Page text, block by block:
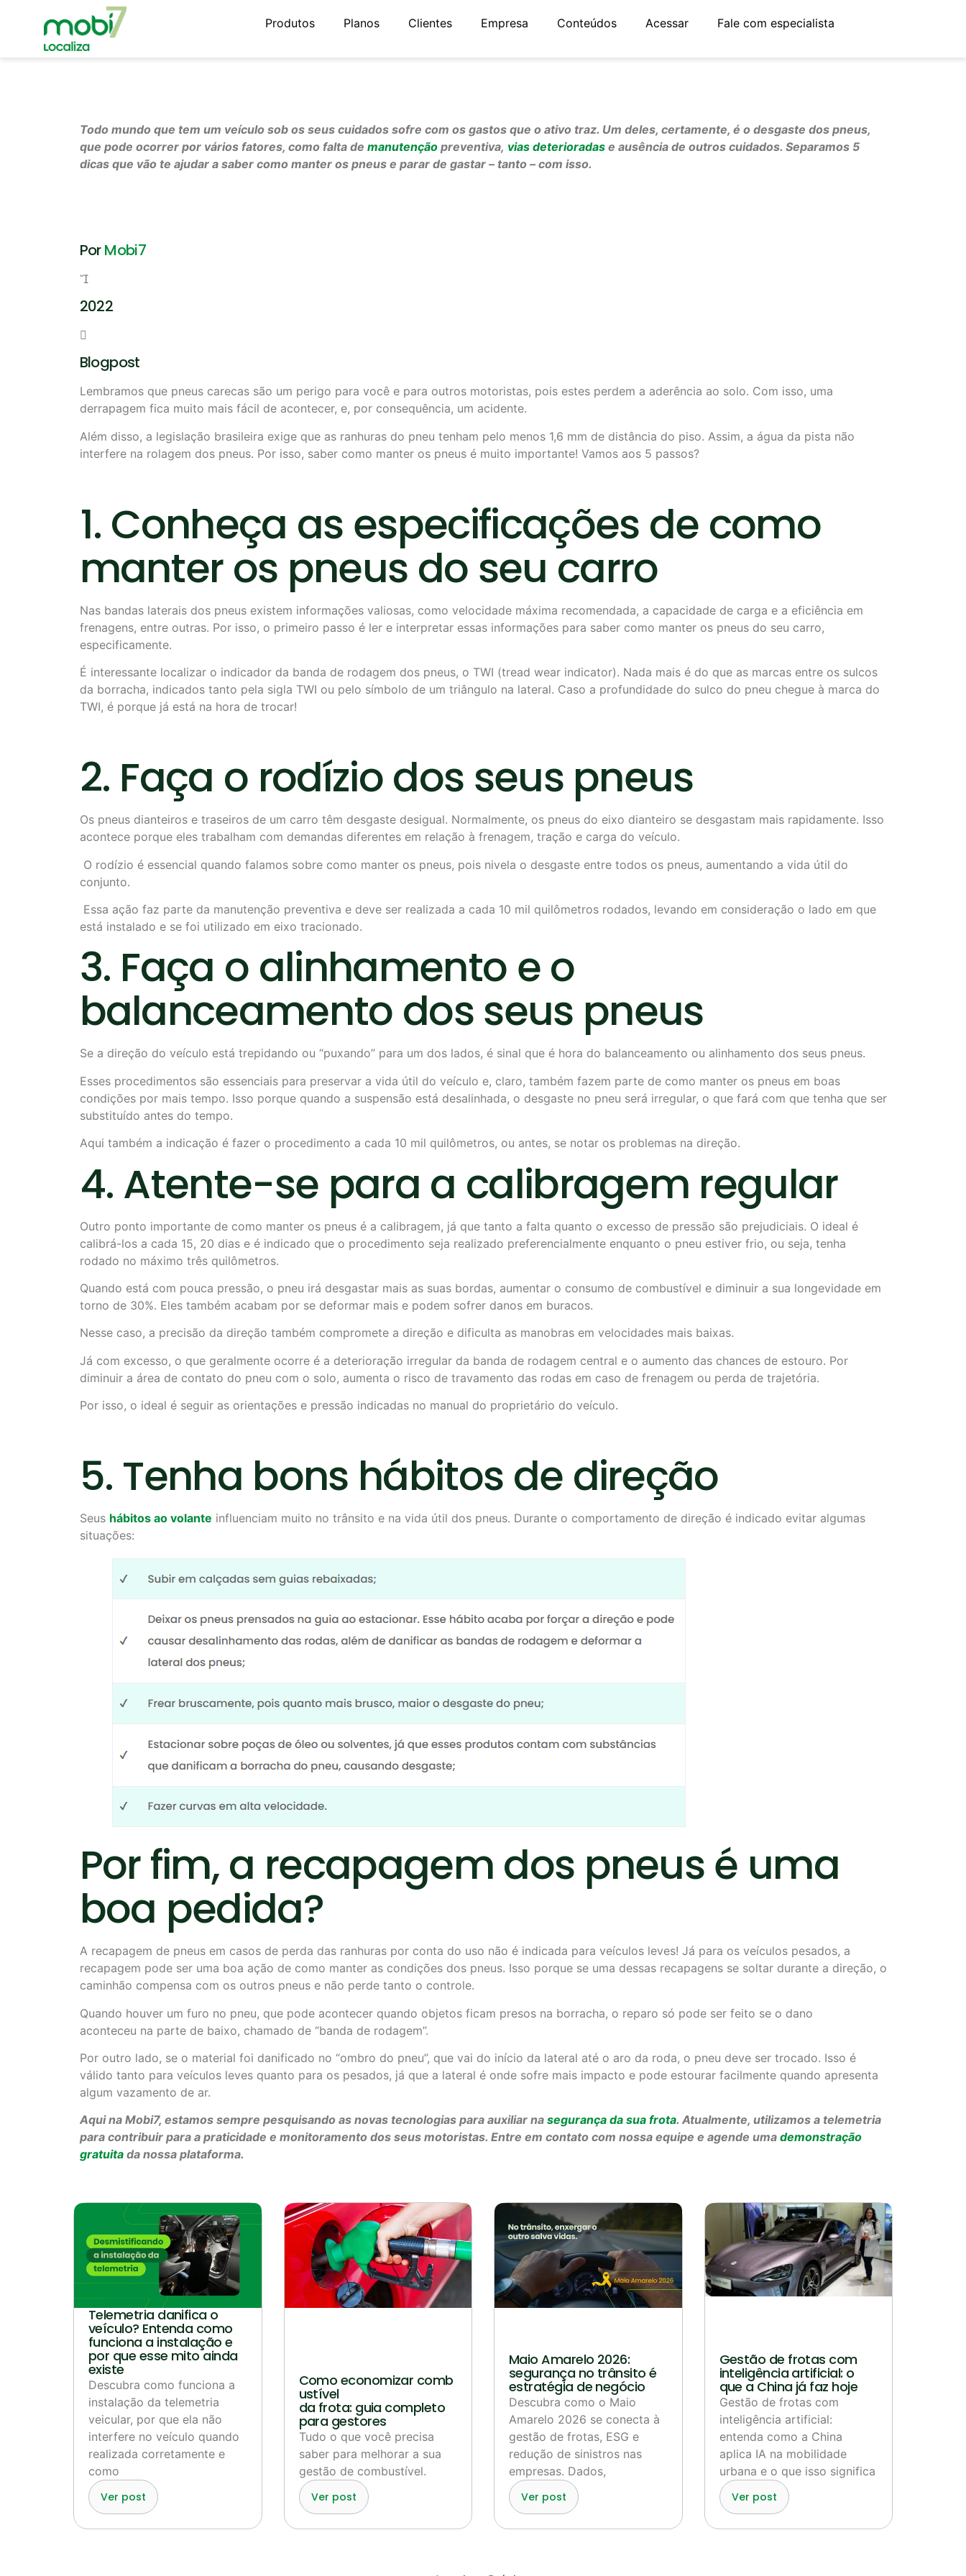
Produtos Planos Clientes Empresa Conteúdos Acessar Fale com especialista
Todo mundo que tem um veículo sob os seus cuidados sofre com os gastos que o ativo traz. Um deles, certamente, é o desgaste dos pneus,
que pode ocorrer por vários fatores, como falta de manutençãopreventiva, vias deterioradase ausência de outros cuidados. Separamos 5
dicas que vão te ajudar a saber como manter os pneus e parar de gastar – tanto – com isso.
PorMobi7

2022

Blogpost
Lembramos que pneus carecas são um perigo para você e para outros motoristas, pois estes perdem a aderência ao solo. Com isso, uma
derrapagem fica muito mais fácil de acontecer, e, por consequência, um acidente.
Além disso, a legislação brasileira exige que as ranhuras do pneu tenham pelo menos 1,6 mm de distância do piso. Assim, a água da pista não
interfere na rolagem dos pneus. Por isso, saber como manter os pneus é muito importante! Vamos aos 5 passos?
1. Conheça as especificações de como
manter os pneus do seu carro
Nas bandas laterais dos pneus existem informações valiosas, como velocidade máxima recomendada, a capacidade de carga e a eficiência em
frenagens, entre outras. Por isso, o primeiro passo é ler e interpretar essas informações para saber como manter os pneus do seu carro,
especificamente.
É interessante localizar o indicador da banda de rodagem dos pneus, o TWI (tread wear indicator). Nada mais é do que as marcas entre os sulcos
da borracha, indicados tanto pela sigla TWI ou pelo símbolo de um triângulo na lateral. Caso a profundidade do sulco do pneu chegue à marca do
TWI, é porque já está na hora de trocar!
2. Faça o rodízio dos seus pneus
Os pneus dianteiros e traseiros de um carro têm desgaste desigual. Normalmente, os pneus do eixo dianteiro se desgastam mais rapidamente. Isso
acontece porque eles trabalham com demandas diferentes em relação à frenagem, tração e carga do veículo.
O rodízio é essencial quando falamos sobre como manter os pneus, pois nivela o desgaste entre todos os pneus, aumentando a vida útil do
conjunto.
Essa ação faz parte da manutenção preventiva e deve ser realizada a cada 10 mil quilômetros rodados, levando em consideração o lado em que
está instalado e se foi utilizado em eixo tracionado.
3. Faça o alinhamento e o
balanceamento dos seus pneus
Se a direção do veículo está trepidando ou “puxando” para um dos lados, é sinal que é hora do balanceamento ou alinhamento dos seus pneus.
Esses procedimentos são essenciais para preservar a vida útil do veículo e, claro, também fazem parte de como manter os pneus em boas
condições por mais tempo. Isso porque quando a suspensão está desalinhada, o desgaste no pneu será irregular, o que fará com que tenha que ser
substituído antes do tempo.
Aqui também a indicação é fazer o procedimento a cada 10 mil quilômetros, ou antes, se notar os problemas na direção.
4. Atente-se para a calibragem regular
Outro ponto importante de como manter os pneus é a calibragem, já que tanto a falta quanto o excesso de pressão são prejudiciais. O ideal é
calibrá-los a cada 15, 20 dias e é indicado que o procedimento seja realizado preferencialmente enquanto o pneu estiver frio, ou seja, tenha
rodado no máximo três quilômetros.
Quando está com pouca pressão, o pneu irá desgastar mais as suas bordas, aumentar o consumo de combustível e diminuir a sua longevidade em
torno de 30%. Eles também acabam por se deformar mais e podem sofrer danos em buracos.
Nesse caso, a precisão da direção também compromete a direção e dificulta as manobras em velocidades mais baixas.
Já com excesso, o que geralmente ocorre é a deterioração irregular da banda de rodagem central e o aumento das chances de estouro. Por
diminuir a área de contato do pneu com o solo, aumenta o risco de travamento das rodas em caso de frenagem ou perda de trajetória.
Por isso, o ideal é seguir as orientações e pressão indicadas no manual do proprietário do veículo.
5. Tenha bons hábitos de direção
Seus hábitos ao volante influenciam muito no trânsito e na vida útil dos pneus. Durante o comportamento de direção é indicado evitar algumas
situações:
Por fim, a recapagem dos pneus é uma
boa pedida?
A recapagem de pneus em casos de perda das ranhuras por conta do uso não é indicada para veículos leves! Já para os veículos pesados, a
recapagem pode ser uma boa ação de como manter as condições dos pneus. Isso porque se uma dessas recapagens se soltar durante a direção, o
caminhão compensa com os outros pneus e não perde tanto o controle.
Quando houver um furo no pneu, que pode acontecer quando objetos ficam presos na borracha, o reparo só pode ser feito se o dano
aconteceu na parte de baixo, chamado de “banda de rodagem”.
Por outro lado, se o material foi danificado no “ombro do pneu”, que vai do início da lateral até o aro da roda, o pneu deve ser trocado. Isso é
válido tanto para veículos leves quanto para os pesados, já que a lateral é onde sofre mais impacto e pode estourar facilmente quando apresenta
algum vazamento de ar.
Aqui na Mobi7, estamos sempre pesquisando as novas tecnologias para auxiliar na segurança da sua frota. Atualmente, utilizamos a telemetria
para contribuir para a praticidade e monitoramento dos seus motoristas. Entre em contato com nossa equipe e agende uma demonstração
gratuitada nossa plataforma.
Telemetria danifica o
veículo? Entenda como
funciona a instalação e
por que esse mito ainda
existe
Descubra como funciona a
instalação da telemetria
veicular, por que ela não
interfere no veículo quando
realizada corretamente e
como
Ver post
Como economizar comb
ustível
da frota: guia completo
para gestores
Tudo o que você precisa
saber para melhorar a sua
gestão de combustível.
Ver post
Maio Amarelo 2026:
segurança no trânsito é
estratégia de negócio
Descubra como o Maio
Amarelo 2026 se conecta à
gestão de frotas, ESG e
redução de sinistros nas
empresas. Dados,
Ver post
Gestão de frotas com
inteligência artificial: o
que a China já faz hoje
Gestão de frotas com
inteligência artificial:
entenda como a China
aplica IA na mobilidade
urbana e o que isso significa
Ver post